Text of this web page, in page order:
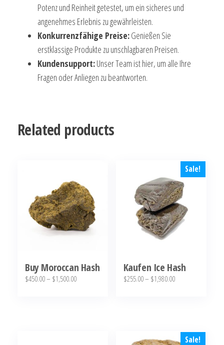
Potenz und Reinheit getestet, um ein sicheres und
angenehmes Erlebnis zu gewährleisten.
Konkurrenzfähige Preise:Genießen Sie
erstklassige Produkte zu unschlagbaren Preisen.
Kundensupport:Unser Team ist hier, um alle Ihre
Fragen oder Anliegen zu beantworten.
Related products
Buy Moroccan Hash
$450.00– $1,500.00Price
Sale!
Kaufen Ice Hash
$255.00– $1,980.00Price
Sale!